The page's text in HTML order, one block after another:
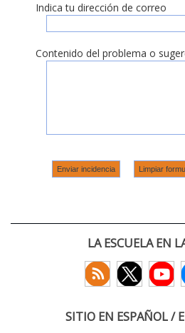
Indica tu dirección de correo
Contenido del problema o
LA ESCUELA EN
SITIO EN ESPAÑOL /